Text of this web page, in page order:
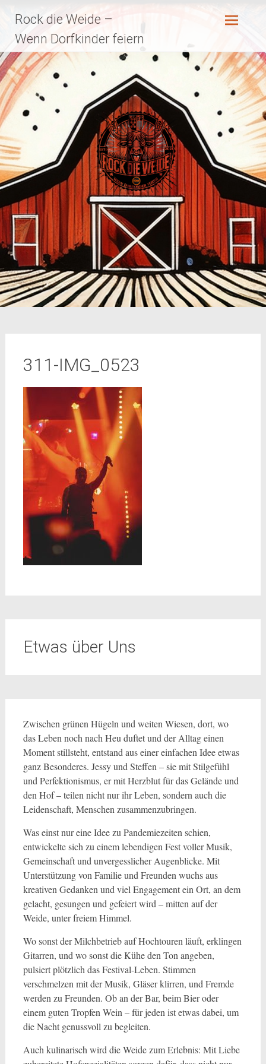
Inhalt
springen
Rock die Weide –
Wenn Dorfkinder feiern
311-IMG_0523
Etwas über Uns
Zwischen grünen Hügeln und weiten Wiesen, dort, wo
das Leben noch nach Heu duftet und der Alltag einen
Moment stillsteht, entstand aus einer einfachen Idee etwas
ganz Besonderes. Jessy und Steffen – sie mit Stilgefühl
und Perfektionismus, er mit Herzblut für das Gelände und
den Hof – teilen nicht nur ihr Leben, sondern auch die
Leidenschaft, Menschen zusammenzubringen.
Was einst nur eine Idee zu Pandemiezeiten schien,
entwickelte sich zu einem lebendigen Fest voller Musik,
Gemeinschaft und unvergesslicher Augenblicke. Mit
Unterstützung von Familie und Freunden wuchs aus
kreativen Gedanken und viel Engagement ein Ort, an dem
gelacht, gesungen und gefeiert wird – mitten auf der
Weide, unter freiem Himmel.
Wo sonst der Milchbetrieb auf Hochtouren läuft, erklingen
Gitarren, und wo sonst die Kühe den Ton angeben,
pulsiert plötzlich das Festival-Leben. Stimmen
verschmelzen mit der Musik, Gläser klirren, und Fremde
werden zu Freunden. Ob an der Bar, beim Bier oder
einem guten Tropfen Wein – für jeden ist etwas dabei, um
die Nacht genussvoll zu begleiten.
Auch kulinarisch wird die Weide zum Erlebnis: Mit Liebe